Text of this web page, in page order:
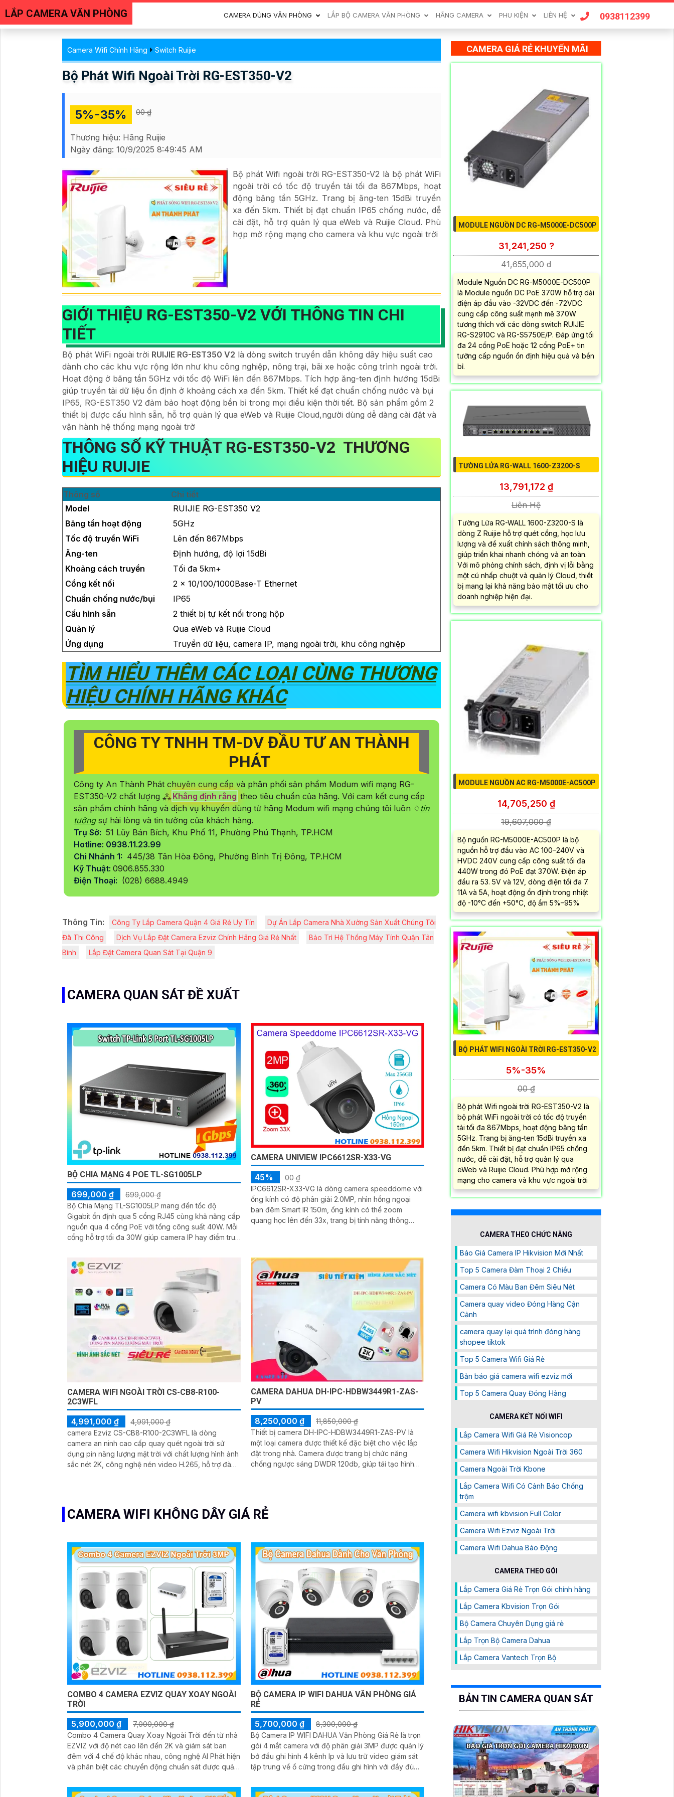
LẮP CAMERA VĂN PHÒNG CAMERA DÙNG VĂN PHÒNG LẮP BỘ CAMERA VĂN PHÒNG HÃNG CAMERA PHU KIỆN LIÊN HỆ 0938112399
Camera Wifi Chính Hãng Switch Ruijie
Bộ Phát Wifi Ngoài Trời RG-EST350-V2
5%-35% 00 ₫
Thương hiệu: Hãng Ruijie
Ngày đăng: 10/9/2025 8:49:45 AM
Bộ phát Wifi ngoài trời RG-EST350-V2 là bộ phát WiFi
ngoài trời có tốc độ truyền tải tối đa 867Mbps, hoạt
động băng tần 5GHz. Trang bị ăng-ten 15dBi truyền
xa đến 5km. Thiết bị đạt chuẩn IP65 chống nước, dễ
cài đặt, hỗ trợ quản lý qua eWeb và Ruijie Cloud. Phù
hợp mở rộng mạng cho camera và khu vực ngoài trời
GIỚI THIỆU RG-EST350-V2 VỚI THÔNG TIN CHI
TIẾT
Bộ phát WiFi ngoài trời RUIJIE RG-EST350 V2 là dòng switch truyền dẫn không dây hiệu suất cao
dành cho các khu vực rộng lớn như khu công nghiệp, nông trại, bãi xe hoặc công trình ngoài trời.
Hoạt động ở băng tần 5GHz với tốc độ WiFi lên đến 867Mbps. Tích hợp ăng-ten định hướng 15dBi
giúp truyền tải dữ liệu ổn định ở khoảng cách xa đến 5km. Thiết kế đạt chuẩn chống nước và bụi
IP65, RG-EST350 V2 đảm bảo hoạt động bền bỉ trong mọi điều kiện thời tiết. Bộ sản phẩm gồm 2
thiết bị được cấu hình sẵn, hỗ trợ quản lý qua eWeb và Ruijie Cloud,người dùng dễ dàng cài đặt và
vận hành hệ thống mạng ngoài trờ
THÔNG SỐ KỸ THUẬT RG-EST350-V2 THƯƠNG
HIỆU RUIJIE
Thông số
Chi tiết
Model
RUIJIE RG-EST350 V2
Băng tần hoạt động
5GHz
Tốc độ truyền WiFi
Lên đến 867Mbps
Ăng-ten
Định hướng, độ lợi 15dBi
Khoảng cách truyền
Tối đa 5km+
Cổng kết nối
2 x 10/100/1000Base-T Ethernet
Chuẩn chống nước/bụi
IP65
Cấu hình sẵn
2 thiết bị tự kết nối trong hộp
Quản lý
Qua eWeb và Ruijie Cloud
Ứng dụng
Truyền dữ liệu, camera IP, mạng ngoài trời, khu công nghiệp
TÌM HIỂU THÊM CÁC LOẠI CÙNG THƯƠNG
HIỆU CHÍNH HÃNG KHÁC
CÔNG TY TNHH TM-DV ĐẦU TƯ AN THÀNH
PHÁT
Công ty An Thành Phát chuyên cung cấp và phân phối sản phẩm Modum wifi mạng RG-
EST350-V2 chất lượng ⁂Khẳng định rằng theo tiêu chuẩn của hãng. Với cam kết cung cấp
sản phẩm chính hãng và dịch vụ khuyến dùng từ hãng Modum wifi mạng chúng tôi luôn ♢ tin
tưởngsự hài lòng và tin tưởng của khách hàng.
Trụ Sở: 51 Lũy Bán Bích, Khu Phố 11, Phường Phú Thạnh, TP.HCM
Hotline: 0938.11.23.99
Chi Nhánh 1: 445/38 Tân Hòa Đông, Phường Bình Trị Đông, TP.HCM
Kỹ Thuật: 0906.855.330
Điện Thoại: (028) 6688.4949
Thông Tin: Công Ty Lắp Camera Quận 4 Giá Rẻ Uy Tín
Dự Án Lắp Camera Nhà Xưởng Sản Xuất Chúng Tôi
Đã Thi Công
Dịch Vụ Lắp Đặt Camera Ezviz Chính Hãng Giá Rẻ Nhất
Bảo Trì Hệ Thống Máy Tính Quận Tân
Bình
Lắp Đặt Camera Quan Sát Tại Quận 9
CAMERA QUAN SÁT ĐỀ XUẤT
BỘ CHIA MẠNG 4 POE TL-SG1005LP
699,000 ₫
699,000 ₫
Bộ Chia Mạng TL-SG1005LP mang đến tốc độ
Gigabit ổn định qua 5 cổng RJ45 cùng khả năng cấp
nguồn qua 4 cổng PoE với tổng công suất 40W. Mỗi
cổng hỗ trợ tối đa 30W giúp camera IP hay điểm truy
trong nhiều môi trường.
CAMERA UNIVIEW IPC6612SR-X33-VG
45%
00 ₫
IPC6612SR-X33-VG là dòng camera speeddome với
ống kính có độ phân giải 2.0MP, nhìn hồng ngoại
ban đêm Smart IR 150m, ống kính có thể zoom
quang học lên đến 33x, trang bị tính năng thông
CAMERA WIFI NGOÀI TRỜI CS-CB8-R100-
2C3WFL
4,991,000 ₫
4,991,000 ₫
camera Ezviz CS-CB8-R100-2C3WFL là dòng
camera an ninh cao cấp quay quét ngoài trời sử
dụng pin năng lượng mặt trời với chất lượng hình ảnh
sắc nét 2K, công nghệ nén video H.265, hỗ trợ đàm
giúp bạn thuận tiện hơn tong việc giám sát an ninh
CAMERA DAHUA DH-IPC-HDBW3449R1-ZAS-
PV
8,250,000 ₫
11,850,000 ₫
Thiết bị camera DH-IPC-HDBW3449R1-ZAS-PV là
một loại camera được thiết kế đặc biệt cho việc lắp
đặt trong nhà. Camera được trang bị chức năng
chống ngược sáng DWDR 120db, giúp tái tạo hình
CAMERA WIFI KHÔNG DÂY GIÁ RẺ
COMBO 4 CAMERA EZVIZ QUAY XOAY NGOÀI
TRỜI
5,900,000 ₫
7,000,000 ₫
Combo 4 Camera Quay Xoay Ngoài Trời đến từ nhà
EZVIZ với độ nét cao lên đến 2K và giám sát ban
đêm với 4 chế độ khác nhau, công nghệ AI Phát hiện
và phân biệt các chuyển động chuẩn sát được quản
BỘ CAMERA IP WIFI DAHUA VĂN PHÒNG GIÁ
RẺ
5,700,000 ₫
8,300,000 ₫
Bộ Camera IP WIFI DAHUA Văn Phòng Giá Rẻ là trọn
gói 4 mắt camera với độ phân giải 3MP được quản lý
bở đầu ghi hình 4 kênh Ip và lưu trữ video giám sát
tập trung về ổ cứng trong đầu ghi hình với đầy đủ
thoại âm thanh 2 chiều và giám sát có màu vào ban
CAMERA GIÁ RẺ KHUYẾN MÃI
MODULE NGUỒN DC RG-M5000E-DC500P
31,241,250 ?
41,655,000 d
Module Nguồn DC RG-M5000E-DC500P
là Module nguồn DC PoE 370W hỗ trợ dải
điện áp đầu vào -32VDC đến -72VDC
cung cấp công suất mạnh mẽ 370W
tương thích với các dòng switch RUIJIE
RG-S2910C và RG-S5750E/P. Đáp ứng tối
đa 24 cổng PoE hoặc 12 cổng PoE+ tin
tưởng cấp nguồn ổn định hiệu quả và bền
bỉ.
TƯỜNG LỬA RG-WALL 1600-Z3200-S
13,791,172 ₫
Liên Hệ
Tường Lửa RG-WALL 1600-Z3200-S là
dòng Z Ruijie hỗ trợ quét cổng, học lưu
lượng và đề xuất chính sách thông minh,
giúp triển khai nhanh chóng và an toàn.
Với mô phỏng chính sách, định vị lỗi bằng
một cú nhấp chuột và quản lý Cloud, thiết
bị mang lại khả năng bảo mật tối ưu cho
doanh nghiệp hiện đại.
MODULE NGUỒN AC RG-M5000E-AC500P
14,705,250 ₫
19,607,000 ₫
Bộ nguồn RG-M5000E-AC500P là bộ
nguồn hỗ trợ đầu vào AC 100–240V và
HVDC 240V cung cấp công suất tối đa
440W trong đó PoE đạt 370W. Điện áp
đầu ra 53. 5V và 12V, dòng điện tối đa 7.
11A và 5A, hoạt động ổn định trong nhiệt
độ -10°C đến +50°C, độ ẩm 5%–95%
BỘ PHÁT WIFI NGOÀI TRỜI RG-EST350-V2
5%-35%
00 ₫
Bộ phát Wifi ngoài trời RG-EST350-V2 là
bộ phát WiFi ngoài trời có tốc độ truyền
tải tối đa 867Mbps, hoạt động băng tần
5GHz. Trang bị ăng-ten 15dBi truyền xa
đến 5km. Thiết bị đạt chuẩn IP65 chống
nước, dễ cài đặt, hỗ trợ quản lý qua
eWeb và Ruijie Cloud. Phù hợp mở rộng
mạng cho camera và khu vực ngoài trời
CAMERA THEO CHỨC NĂNG
Báo Giá Camera IP Hikvision Mới Nhất
Top 5 Camera Đàm Thoại 2 Chiều
Camera Có Màu Ban Đêm Siêu Nét
Camera quay video Đóng Hàng Cận
Cảnh
camera quay lại quá trình đóng hàng
shopee tiktok
Top 5 Camera Wifi Giá Rẻ
Bản báo giá camera wifi ezviz mới
Top 5 Camera Quay Đóng Hàng
CAMERA KẾT NỐI WIFI
Lắp Camera Wifi Giá Rẻ Visioncop
Camera Wifi Hikvision Ngoài Trời 360
Camera Ngoài Trời Kbone
Lắp Camera Wifi Có Cảnh Báo Chống
trộm
Camera wifi kbvision Full Color
Camera Wifi Ezviz Ngoài Trời
Camera Wifi Dahua Báo Động
CAMERA THEO GÓI
Lắp Camera Giá Rẻ Trọn Gói chính hãng
Lắp Camera Kbvision Trọn Gói
Bộ Camera Chuyên Dụng giá rẻ
Lắp Trọn Bộ Camera Dahua
Lắp Camera Vantech Trọn Bộ
BẢN TIN CAMERA QUAN SÁT